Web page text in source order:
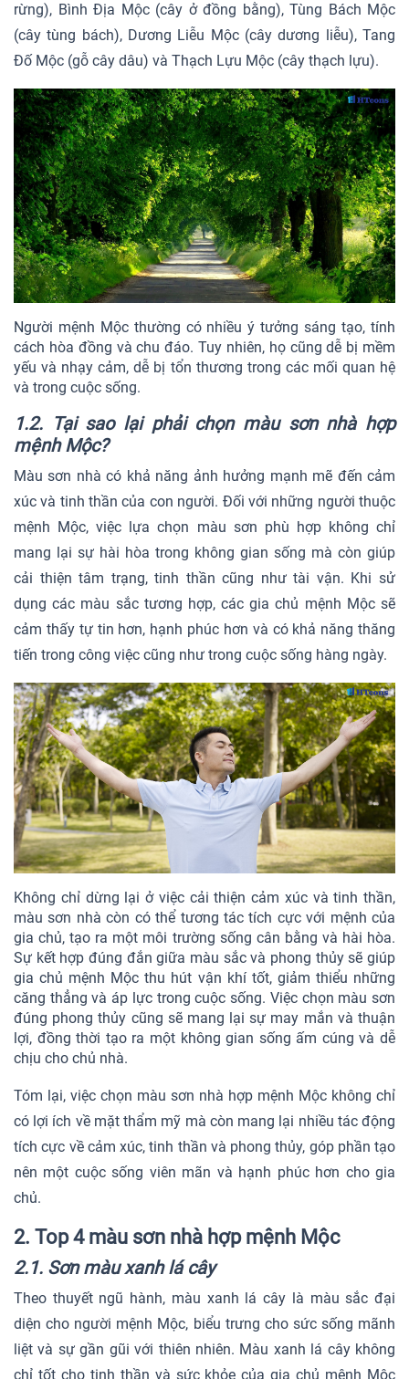
rừng), Bình Địa Mộc (cây ở đồng bằng), Tùng Bách Mộc
(cây tùng bách), Dương Liễu Mộc (cây dương liễu), Tang
Đố Mộc (gỗ cây dâu) và Thạch Lựu Mộc (cây thạch lựu).
Người mệnh Mộc thường có nhiều ý tưởng sáng tạo, tính
cách hòa đồng và chu đáo. Tuy nhiên, họ cũng dễ bị mềm
yếu và nhạy cảm, dễ bị tổn thương trong các mối quan hệ
và trong cuộc sống.
1.2. Tại sao lại phải chọn màu sơn nhà hợp
mệnh Mộc?
Màu sơn nhà có khả năng ảnh hưởng mạnh mẽ đến cảm
xúc và tinh thần của con người. Đối với những người thuộc
mệnh Mộc, việc lựa chọn màu sơn phù hợp không chỉ
mang lại sự hài hòa trong không gian sống mà còn giúp
cải thiện tâm trạng, tinh thần cũng như tài vận. Khi sử
dụng các màu sắc tương hợp, các gia chủ mệnh Mộc sẽ
cảm thấy tự tin hơn, hạnh phúc hơn và có khả năng thăng
tiến trong công việc cũng như trong cuộc sống hàng ngày.
Không chỉ dừng lại ở việc cải thiện cảm xúc và tinh thần,
màu sơn nhà còn có thể tương tác tích cực với mệnh của
gia chủ, tạo ra một môi trường sống cân bằng và hài hòa.
Sự kết hợp đúng đắn giữa màu sắc và phong thủy sẽ giúp
gia chủ mệnh Mộc thu hút vận khí tốt, giảm thiểu những
căng thẳng và áp lực trong cuộc sống. Việc chọn màu sơn
đúng phong thủy cũng sẽ mang lại sự may mắn và thuận
lợi, đồng thời tạo ra một không gian sống ấm cúng và dễ
chịu cho chủ nhà.
Tóm lại, việc chọn màu sơn nhà hợp mệnh Mộc không chỉ
có lợi ích về mặt thẩm mỹ mà còn mang lại nhiều tác động
tích cực về cảm xúc, tinh thần và phong thủy, góp phần tạo
nên một cuộc sống viên mãn và hạnh phúc hơn cho gia
chủ.
2. Top 4 màu sơn nhà hợp mệnh Mộc
2.1. Sơn màu xanh lá cây
Theo thuyết ngũ hành, màu xanh lá cây là màu sắc đại
diện cho người mệnh Mộc, biểu trưng cho sức sống mãnh
liệt và sự gần gũi với thiên nhiên. Màu xanh lá cây không
chỉ tốt cho tinh thần và sức khỏe của gia chủ mệnh Mộc